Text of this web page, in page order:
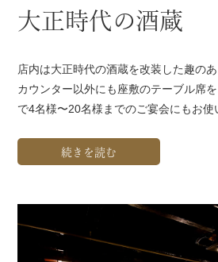
大正時代の酒蔵
店内は大正時代の酒蔵を改装した趣のあ
カウンター以外にも座敷のテーブル席
で4名様〜20名様までのご宴会にもお使
続きを読む